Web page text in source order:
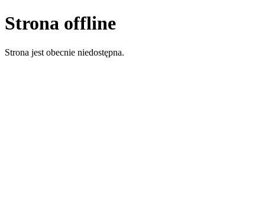
Strona offline
Strona jest obecnie niedostępna.